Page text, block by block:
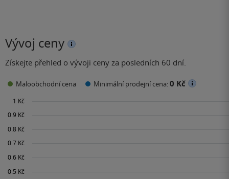
Vývoj ceny
Získejte přehled o vývoji ceny za posledních 60 dní.
Maloobchodní cena Minimální prodejní cena:0 Kč